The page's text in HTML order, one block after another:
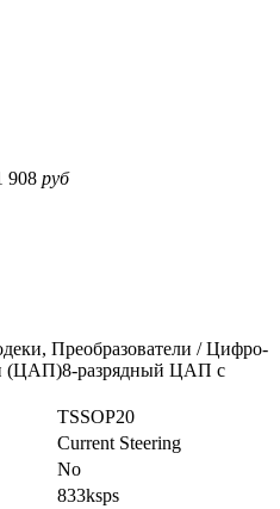
908 руб
Преобразователи / Цифро-
(ЦАП)8-разрядный ЦАП с
TSSOP20
Current Steering
No
833ksps